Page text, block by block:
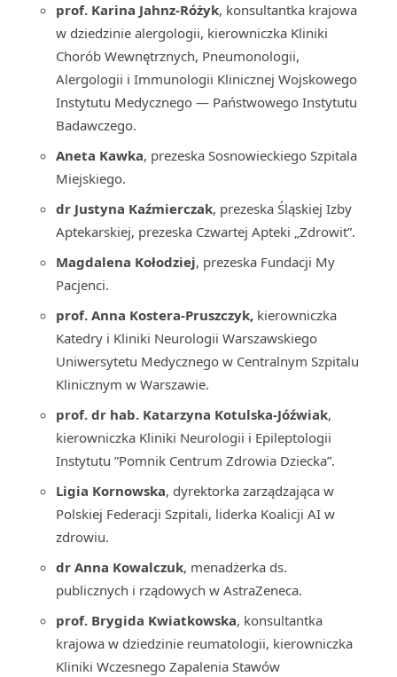
prof. Karina Jahnz-Różyk, konsultantka krajowa
w dziedzinie alergologii, kierowniczka Kliniki
Chorób Wewnętrznych, Pneumonologii,
Alergologii i Immunologii Klinicznej Wojskowego
Instytutu Medycznego — Państwowego Instytutu
Badawczego.
Aneta Kawka, prezeska Sosnowieckiego Szpitala
Miejskiego.
dr Justyna Kaźmierczak, prezeska Śląskiej Izby
Aptekarskiej, prezeska Czwartej Apteki „Zdrowit”.
Magdalena Kołodziej, prezeska Fundacji My
Pacjenci.
prof. Anna Kostera-Pruszczyk, kierowniczka
Katedry i Kliniki Neurologii Warszawskiego
Uniwersytetu Medycznego w Centralnym Szpitalu
Klinicznym w Warszawie.
prof. dr hab. Katarzyna Kotulska-Jóźwiak,
kierowniczka Kliniki Neurologii i Epileptologii
Instytutu ”Pomnik Centrum Zdrowia Dziecka”.
Ligia Kornowska, dyrektorka zarządzająca w
Polskiej Federacji Szpitali, liderka Koalicji AI w
zdrowiu.
dr Anna Kowalczuk, menadżerka ds.
publicznych i rządowych w AstraZeneca.
prof. Brygida Kwiatkowska, konsultantka
krajowa w dziedzinie reumatologii, kierowniczka
Kliniki Wczesnego Zapalenia Stawów